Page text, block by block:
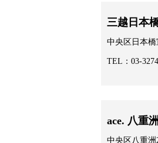
三越日本
中央区日本橋
TEL：03-
ace. 八重
中央区八重